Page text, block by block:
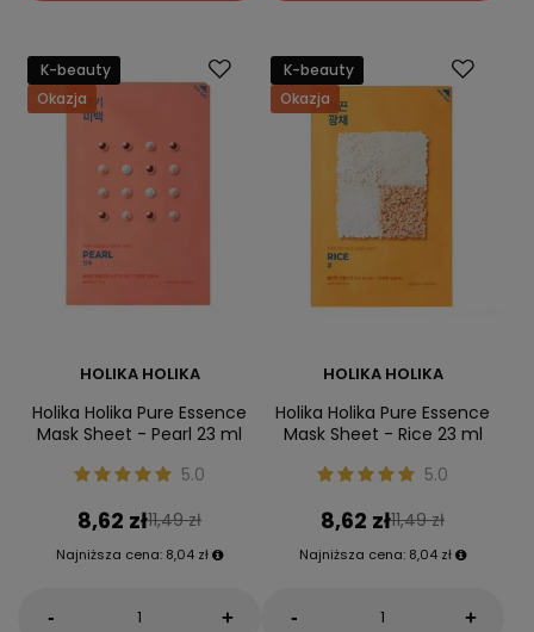
K-beauty
Okazja
HOLIKA HOLIKA
Holika Holika Pure Essence
Mask Sheet - Pearl 23 ml
5.0
8,62 zł11,49 zł
Najniższa cena: 8,04 zł
- +
K-beauty
Okazja
HOLIKA HOLIKA
Holika Holika Pure Essence
Mask Sheet - Rice 23 ml
5.0
8,62 zł11,49 zł
Najniższa cena: 8,04 zł
- +